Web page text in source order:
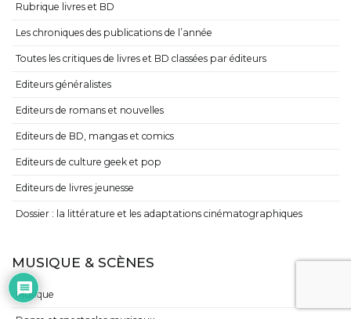
Rubrique livres et BD
Les chroniques des publications de l’année
Toutes les critiques de livres et BD classées par éditeurs
Editeurs généralistes
Editeurs de romans et nouvelles
Editeurs de BD, mangas et comics
Editeurs de culture geek et pop
Editeurs de livres jeunesse
Dossier : la littérature et les adaptations cinématographiques
MUSIQUE & SCÈNES
Musique